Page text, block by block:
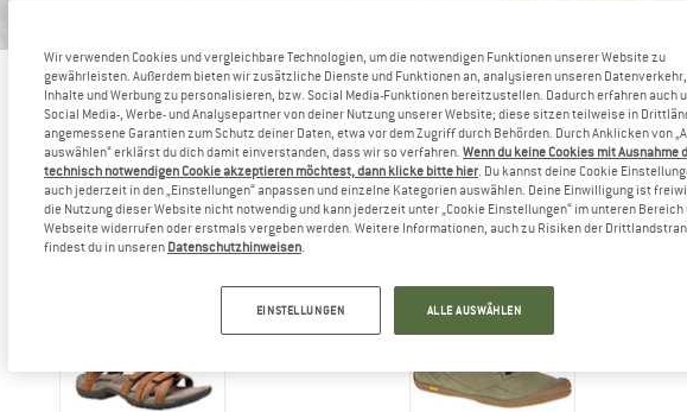
TRAILRUNNINGSCHUHE LAUFSCHUHE
Wir verwenden Cookies und vergleichbare Technologien, um die notwendigen Funktionen unserer Website zu
gewährleisten. Außerdem bieten wir zusätzliche Dienste und Funktionen an, analysieren unseren
Inhalte und Werbung zu personalisieren, bzw. Social Media-Funktionen bereitzustellen. Dadurch erfahren auch
Social Media-, Werbe- und Analysepartner von deiner Nutzung unserer Website; diese sitzen teilweise in
angemessene Garantien zum Schutz deiner Daten, etwa vor dem Zugriff durch Behörden. Durch Anklicken von
auswählen“ erklärst du dich damit einverstanden, dass wir so verfahren. Wenn du keine Cookies mit Ausnahme
technisch notwendigen Cookie akzeptieren möchtest, dann klicke bitte hier. Du kannst deine Cookie
auch jederzeit in den „Einstellungen“ anpassen und einzelne Kategorien auswählen. Deine Einwilligung ist
die Nutzung dieser Website nicht notwendig und kann jederzeit unter „Cookie Einstellungen“ im unteren
Webseite widerrufen oder erstmals vergeben werden. Weitere Informationen, auch zu Risiken der
findest du in unseren Datenschutzhinweisen.
EINSTELLUNGEN ALLE AUSWÄHLEN